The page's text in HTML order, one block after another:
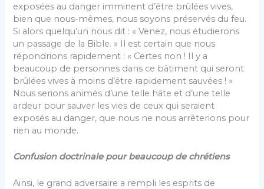
exposées au danger imminent d’être brûlées vives,
bien que nous-mêmes, nous soyons préservés du feu.
Si alors quelqu’un nous dit : « Venez, nous étudierons
un passage de la Bible. » Il est certain que nous
répondrions rapidement : « Certes non ! Il y a
beaucoup de personnes dans ce bâtiment qui seront
brûlées vives à moins d’être rapidement sauvées ! »
Nous serions animés d’une telle hâte et d’une telle
ardeur pour sauver les vies de ceux qui seraient
exposés au danger, que nous ne nous arrêterions pour
rien au monde.
Confusion doctrinale pour beaucoup de chrétiens
Ainsi, le grand adversaire a rempli les esprits de